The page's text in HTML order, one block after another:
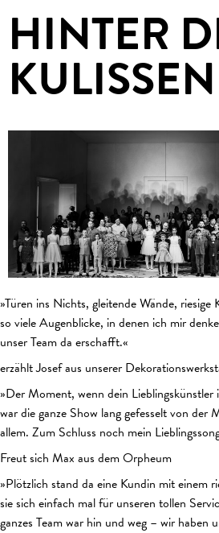
HINTER
KULISSEN
»Türen ins Nichts, gleitende Wände,
so viele Augenblicke, in denen ich mir
unser Team da erschafft.«
erzählt Josef aus unserer
»Der Moment, wenn dein
war die ganze Show lang gefesselt von der
allem. Zum Schluss noch mein
Freut sich Max aus dem Orpheum
»Plötzlich stand da eine Kundin mit einem
sie sich einfach mal für unseren tollen
ganzes Team war hin und weg – wir haben